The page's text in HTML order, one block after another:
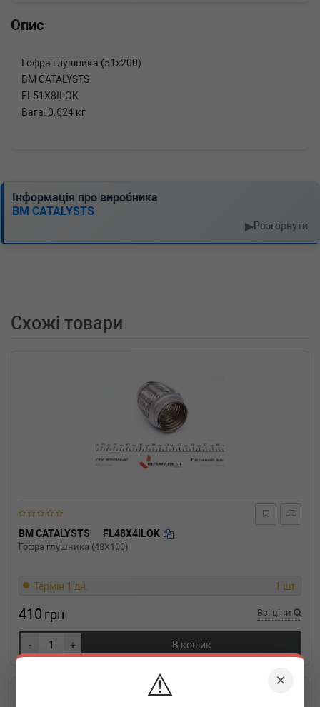
×
⚠️
Опис
Гофра глушника (51x200)
BM CATALYSTS
FL51X8ILOK
Вага: 0.624 кг
Інформація про виробника
BM CATALYSTS
▶Розгорнути
Схожі товари
BM CATALYSTS FL48X4ILOK
Гофра глушника (48X100)
Термін 1 дн. 1 шт.
410 грн Всі ціни
- + В кошик